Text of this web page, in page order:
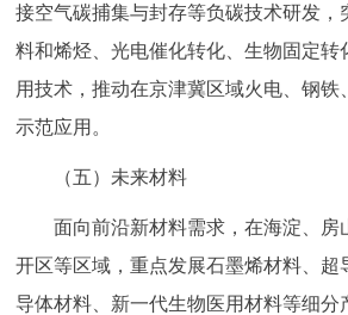
接空气碳捕集与封存等负碳技术研发，
料和烯烃、光电催化转化、生物固定转
用技术，推动在京津冀区域火电、钢铁
示范应用。
（五）未来材料
面向前沿新材料需求，在海淀、房
开区等区域，重点发展石墨烯材料、超
导体材料、新一代生物医用材料等细分